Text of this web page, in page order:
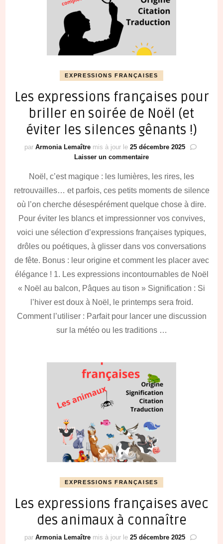
EXPRESSIONS FRANÇAISES
Les expressions françaises pour
briller en soirée de Noël (et
éviter les silences gênants !)
par Armonia Lemaître mis à jour le 25 décembre 2025
Laisser un commentairesur
expressions
françaises
briller
en
de
Noël
(et
les
silences
!)
Noël, c’est magique : les lumières, les rires, les
retrouvailles… et parfois, ces petits moments de silence
où l’on cherche désespérément quelque chose à dire.
Pour éviter les blancs et impressionner vos convives,
voici une sélection d’expressions françaises typiques,
drôles ou poétiques, à glisser dans vos conversations
de fête. Bonus : leur origine et comment les placer avec
élégance ! 1. Les expressions incontournables de Noël
« Noël au balcon, Pâques au tison » Signification : Si
l’hiver est doux à Noël, le printemps sera froid.
Comment l’utiliser : Parfait pour lancer une discussion
sur la météo ou les traditions …
EXPRESSIONS FRANÇAISES
Les expressions françaises avec
des animaux à connaître
par Armonia Lemaître mis à jour le 25 décembre 2025